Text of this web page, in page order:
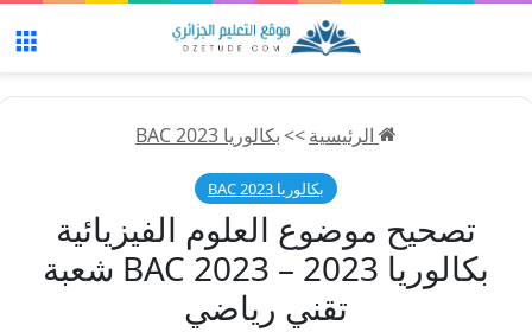
الرئيسية>>بكالوريا 2023 BAC
بكالوريا 2023 BAC
تصحيح موضوع العلوم الفيزيائية
بكالوريا 2023 – BAC 2023 شعبة
تقني رياضي